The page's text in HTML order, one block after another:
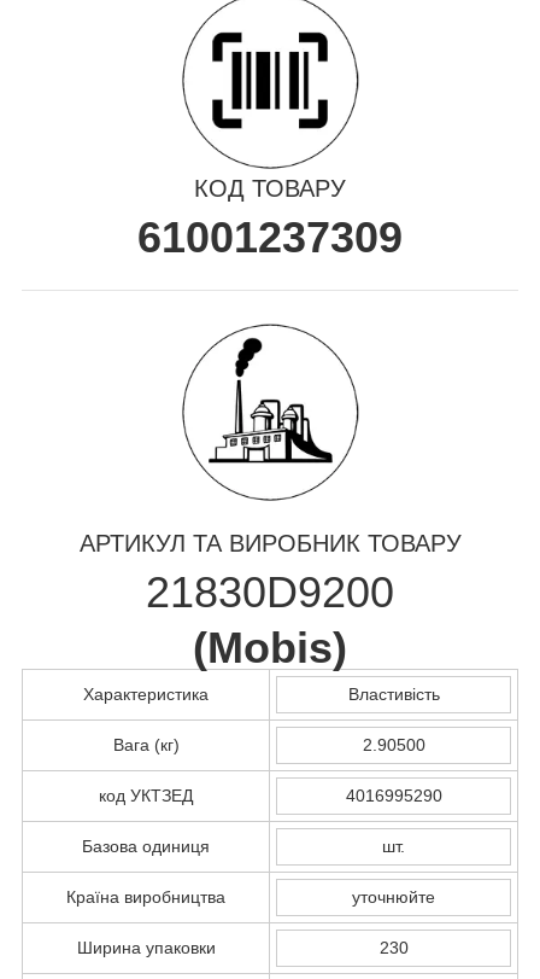
КОД ТОВАРУ
61001237309
АРТИКУЛ ТА ВИРОБНИК ТОВАРУ
21830D9200
(Mobis)
Характеристика Властивість
Вага (кг) 2.90500
код УКТЗЕД 4016995290
Базова одиниця шт.
Країна виробництва уточнюйте
Ширина упаковки 230